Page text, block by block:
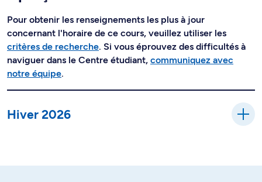
Pour obtenir les renseignements les plus à jour
concernant l'horaire de ce cours, veuillez utiliser les
critères de recherche. Si vous éprouvez des difficultés à
naviguer dans le Centre étudiant, communiquez avec
notre équipe.
Hiver 2026